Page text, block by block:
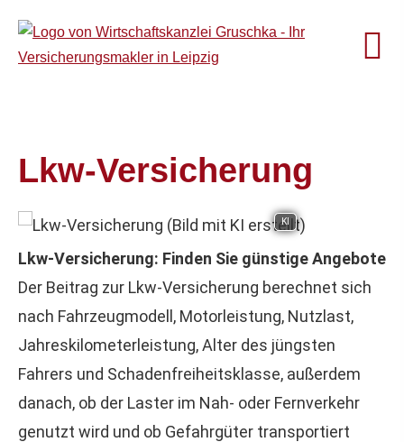
Lkw-Versicherung
KI
Lkw-Versicherung: Finden Sie günstige Angebote
Der Beitrag zur Lkw-Versicherung berechnet sich
nach Fahrzeugmodell, Motorleistung, Nutzlast,
Jahreskilometerleistung, Alter des jüngsten
Fahrers und Schadenfreiheitsklasse, außerdem
danach, ob der Laster im Nah- oder Fernverkehr
genutzt wird und ob Gefahrgüter transportiert